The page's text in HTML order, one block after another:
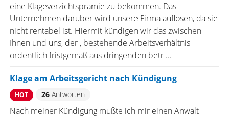
eine Klageverzichtsprämie zu bekommen. Das
Unternehmen darüber wird unsere Firma auflösen, da sie
nicht rentabel ist. Hiermit kündigen wir das zwischen
Ihnen und uns, der , bestehende Arbeitsverhältnis
ordentlich fristgemäß aus dringenden betr ...
Klage am Arbeitsgericht nach Kündigung
HOT 26Antworten
Nach meiner Kündigung mußte ich mir einen Anwalt